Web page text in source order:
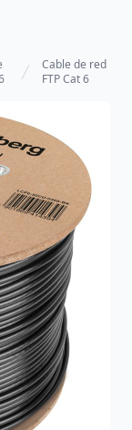
Cable de red
FTP Cat 6